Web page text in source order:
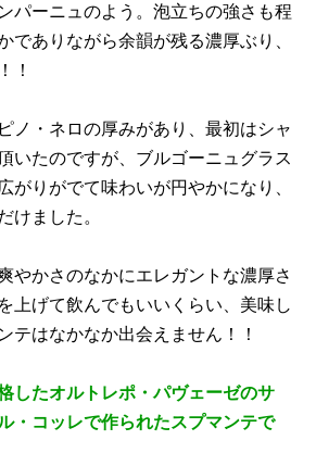
パーニュのよう。泡立ちの強さも程
でありながら余韻が残る濃厚ぶり、
！
ノ・ネロの厚みがあり、最初はシャ
いたのですが、ブルゴーニュグラス
がりがでて味わいが円やかになり、
けました。
やかさのなかにエレガントな濃厚さ
上げて飲んでもいいくらい、美味し
テはなかなか出会えません！！
したオルトレポ・パヴェーゼのサ
・コッレで作られたスプマンテで